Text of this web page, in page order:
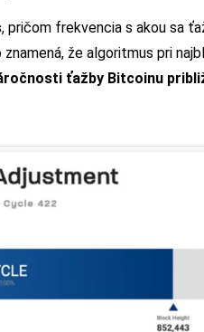
, pričom frekvencia s akou sa
že algoritmus pri
ťažby Bitcoinu